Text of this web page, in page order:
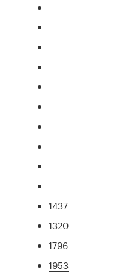
1437
1320
1796
1953